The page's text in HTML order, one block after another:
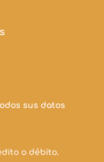
sus datos
o débito.